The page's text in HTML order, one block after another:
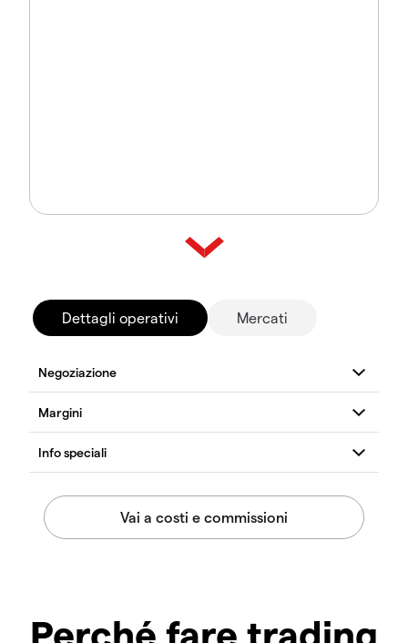
Dettagli operativi Mercati
Perché fare trading